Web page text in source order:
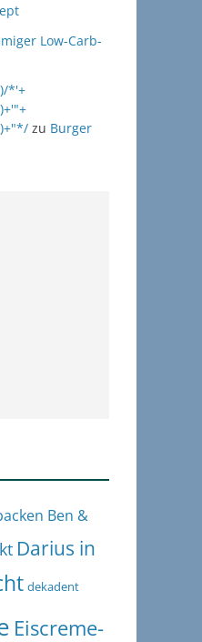
Low-Carb-
*'+
zu Burger
Ben &
Darius in
dekadent
Eiscreme-